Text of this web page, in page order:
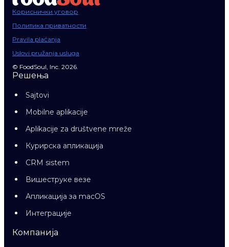
Кориснички уговор
Политика приватности
Pravila plaćanja
Uslovi pružanja usluga
© FoodSoul, Inc. 2026.
Решења
Sajtovi
Mobilne aplikacije
Aplikacije za društvene mreže
Курирска апликација
CRM sistem
Вишеструке везе
Апликација за macOS
Интеграције
Компанија